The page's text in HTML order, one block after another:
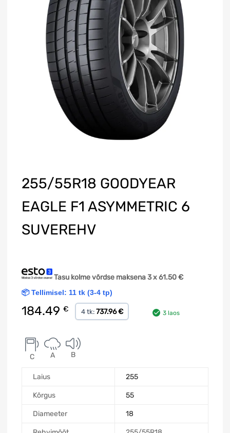
255/55R18 GOODYEAR
EAGLE F1 ASYMMETRIC 6
SUVEREHV
Tasu kolme võrdse maksena 3 x61.50€
📦 Tellimisel: 11 tk (3-4 tp)
184.49 € 4 tk: 737.96 € 3 laos
C A B
Laius 255
Kõrgus 55
Diameeter 18